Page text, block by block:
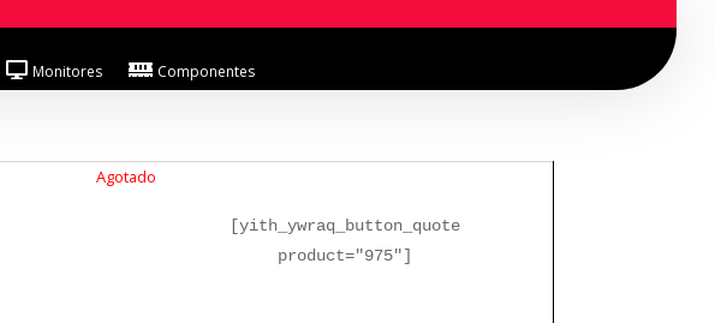
Monitores Componentes
Agotado
[yith_ywraq_button_quote
product="975"]